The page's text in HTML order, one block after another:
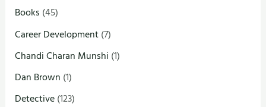
Books (45)
Career Development(7)
Chandi Charan Munshi (1)
Dan Brown (1)
Detective(123)